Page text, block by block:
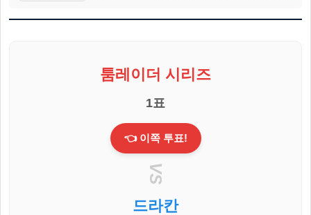
툼레이더 시리즈
1표
👈 이쪽 투표!
VS
드라칸